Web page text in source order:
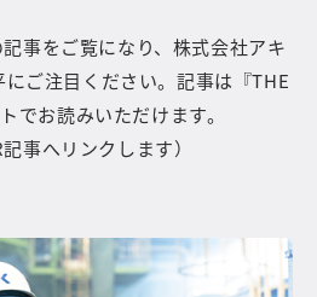
事をご覧になり、株式会社アキ
ご注目ください。記事は『THE
でお読みいただけます。
事へリンクします）